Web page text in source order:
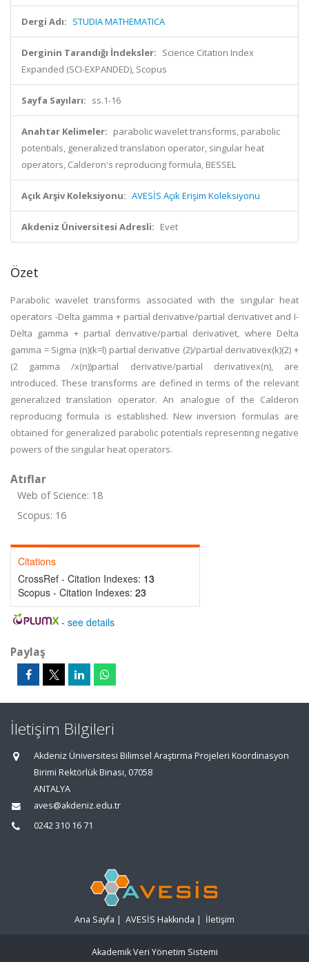
Dergi Adı: STUDIA MATHEMATICA
Derginin Tarandığı İndeksler: Science Citation Index
Expanded (SCI-EXPANDED), Scopus
Sayfa Sayıları: ss.1-16
Anahtar Kelimeler: parabolic wavelet transforms, parabolic
potentials, generalized translation operator, singular heat
operators, Calderon's reproducing formula, BESSEL
Açık Arşiv Koleksiyonu: AVESİS Açık Erişim Koleksiyonu
Akdeniz Üniversitesi Adresli: Evet
Özet
Parabolic wavelet transforms associated with the singular heat
operators -Delta gamma + partial derivative/partial derivativet and I-
Delta gamma + partial derivative/partial derivativet, where Delta
gamma = Sigma (n)(k=l) partial derivative (2)/partial derivativex(k)(2) +
(2 gamma /x(n))partial derivative/partial derivativex(n), are
introduced. These transforms are defined in terms of the relevant
generalized translation operator. An analogue of the Calderon
reproducing formula is established. New inversion formulas are
obtained for generalized parabolic potentials representing negative
powers of the singular heat operators.
Atıflar
Web of Science: 18
Scopus: 16
Citations
CrossRef - Citation Indexes: 13
Scopus - Citation Indexes: 23
- see details
Paylaş
İletişim Bilgileri
Akdeniz Üniversitesi Bilimsel Araştırma Projeleri Koordinasyon
Birimi Rektörlük Binası, 07058
ANTALYA
aves@akdeniz.edu.tr
0242 310 16 71
Ana Sayfa | AVESİS Hakkında | İletişim
Akademik Veri Yönetim Sistemi